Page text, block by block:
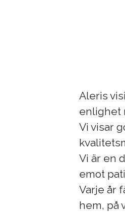
Aleris
enlighet
Vi visar
Vi är en
emot
Varje år
hem, på